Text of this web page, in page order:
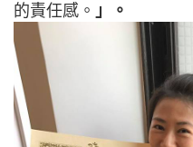
的責任感。 」。